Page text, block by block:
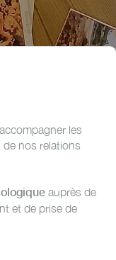
les
nos relations
auprès de
et de prise de